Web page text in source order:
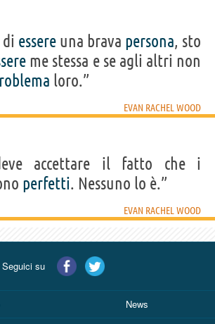
di essere una brava persona, sto
me stessa e se agli altri non
loro.”
EVAN RACHEL WOOD
accettare il fatto che i
perfetti. Nessuno lo è.”
EVAN RACHEL WOOD
Seguici su
News